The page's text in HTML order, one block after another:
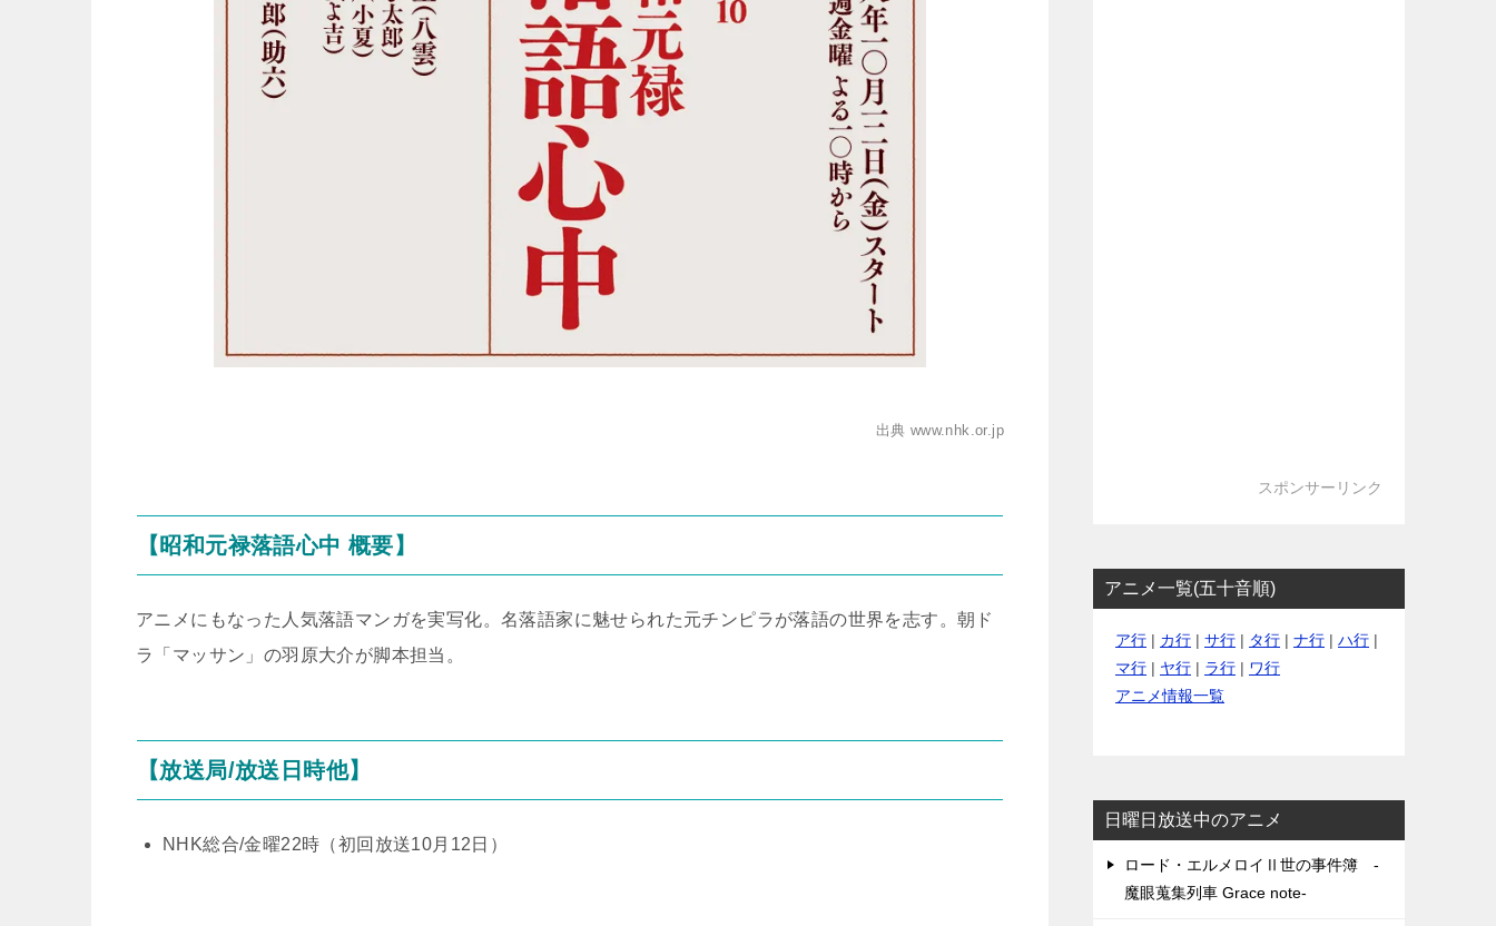
出典 www.nhk.or.jp
【昭和元禄落語心中 概要】
アニメにもなった人気落語マンガを実写化。名落語家に魅せられた元チンピラが落語の世界を志す。朝ド
ラ「マッサン」の羽原大介が脚本担当。
【放送局/放送日時他】
NHK総合/金曜22時（初回放送10月12日）
スポンサーリンク
アニメ一覧(五十音順)
ア行 | カ行 | サ行 | タ行 | ナ行 | ハ行 |
マ行 | ヤ行 | ラ行 | ワ行
アニメ情報一覧
日曜日放送中のアニメ
ロード・エルメロイⅡ世の事件簿 -
魔眼蒐集列車 Grace note-